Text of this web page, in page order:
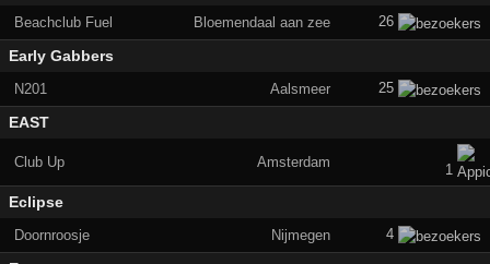
Beachclub Fuel Bloemendaal aan zee 26
Early Gabbers
N201 Aalsmeer 25
EAST
Club Up Amsterdam 1
Eclipse
Doornroosje Nijmegen 4